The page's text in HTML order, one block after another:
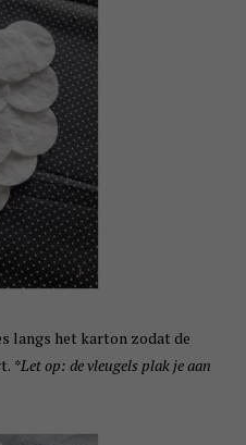
langs het karton zodat de
*Let op: de vleugels plak je aan